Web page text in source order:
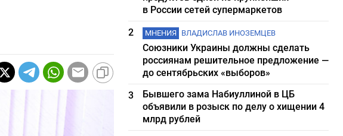
в России сетей супермаркетов
2
МНЕНИЯ ВЛАДИСЛАВ ИНОЗЕМЦЕВ
Союзники Украины должны сделать
россиянам решительное предложение —
до сентябрьских «выборов»
3
Бывшего зама Набиуллиной в ЦБ
объявили в розыск по делу о хищении 4
млрд рублей